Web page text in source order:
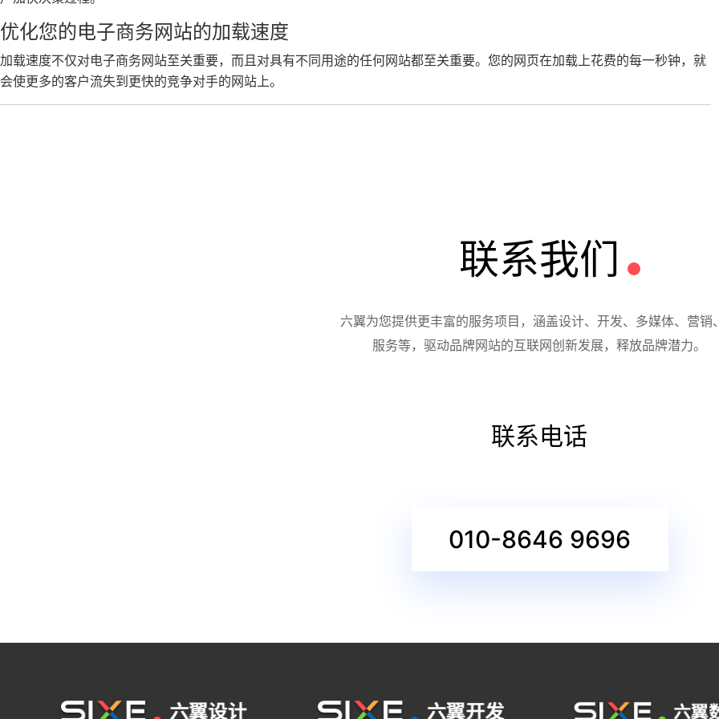
优化您的电子商务网站的加载速度
加载速度不仅对电子商务网站至关重要，而且对具有不同用途的任何网站都至关重要。您的网页在加载上花费的每一秒钟，就
会使更多的客户流失到更快的竞争对手的网站上。
联系我们
六翼为您提供更丰富的服务项目，涵盖设计、开发、多媒体、营销
服务等，驱动品牌网站的互联网创新发展，释放品牌潜力。
联系电话
010-8646 9696